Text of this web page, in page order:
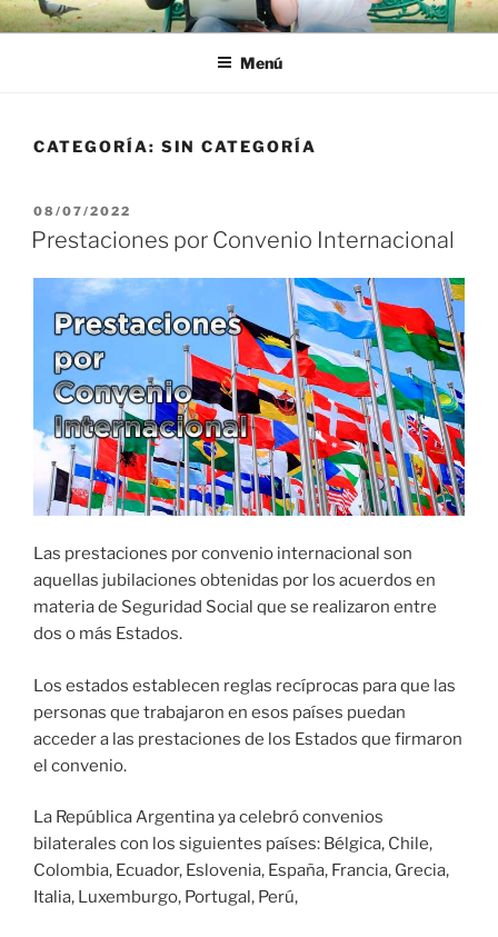
Ir
al
PENSIONES Y JUBILACIONES
Tramitamos pensiones y jubilaciones en Argentina
Menú
CATEGORÍA: SIN CATEGORÍA
PUBLICADO
EL
08/07/2022
Prestaciones por Convenio Internacional
Las prestaciones por convenio internacional son
aquellas jubilaciones obtenidas por los acuerdos en
materia de Seguridad Social que se realizaron entre
dos o más Estados.
Los estados establecen reglas recíprocas para que las
personas que trabajaron en esos países puedan
acceder a las prestaciones de los Estados que firmaron
el convenio.
La República Argentina ya celebró convenios
bilaterales con los siguientes países: Bélgica, Chile,
Colombia, Ecuador, Eslovenia, España, Francia, Grecia,
Italia, Luxemburgo, Portugal, Perú,